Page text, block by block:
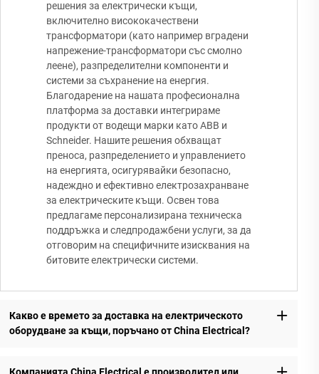
решения за електрически къщи,
включително висококачествени
трансформатори (като например вградени
напрежение-трансформатори със смолно
леене), разпределителни компоненти и
системи за съхранение на енергия.
Благодарение на нашата професионална
платформа за доставки интегрираме
продукти от водещи марки като ABB и
Schneider. Нашите решения обхващат
преноса, разпределението и управлението
на енергията, осигурявайки безопасно,
надеждно и ефективно електрозахранване
за електрическите къщи. Освен това
предлагаме персонализирана техническа
поддръжка и следпродажбени услуги, за да
отговорим на специфичните изисквания на
битовите електрически системи.
Какво е времето за доставка на електрическото
оборудване за къщи, поръчано от China Electrical?